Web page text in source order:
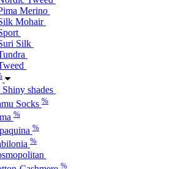
Merino
Mohair
Silk
shades
Socks %
%
%
%
%